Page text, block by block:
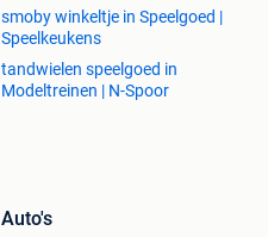
smoby winkeltje in Speelgoed |
Speelkeukens
tandwielen speelgoed in
Modeltreinen | N-Spoor
Auto's